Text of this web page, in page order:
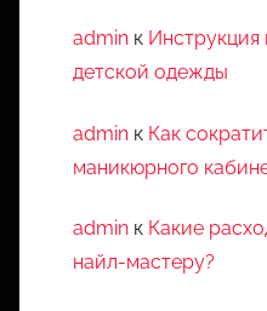
admin к Инструкция
детской одежды
admin к Как
маникюрного
admin к Какие
найл-мастеру?